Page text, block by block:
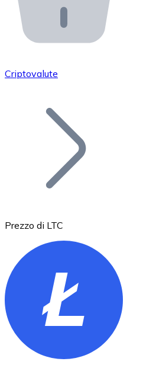
API Bitnovo
Integra la nostra API nel
Unisciti alla nostra rete di
Aggiungi il token del tuo
Criptovalute
Prezzo di LTC